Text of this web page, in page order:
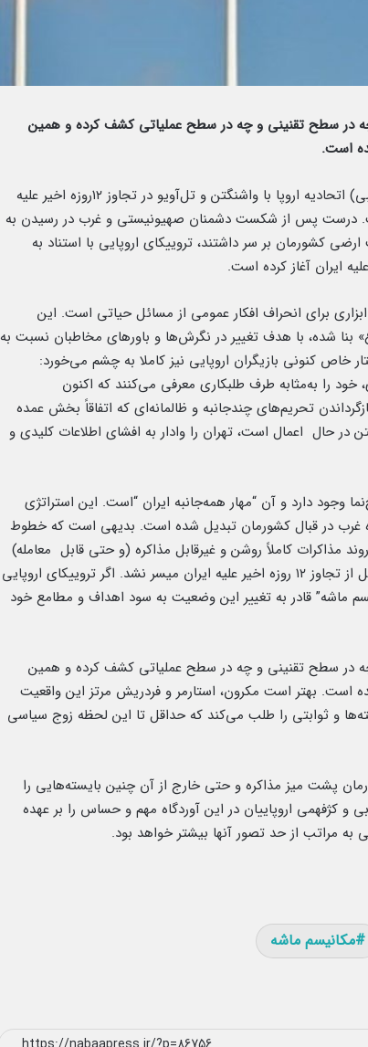
چه در سطح تقنینی و چه در سطح عملیاتی کشف کرده و همین
است.
همراهی مطلق (و نه حتی نسبی) اتحادیه اروپا با واشنگتن و تل‌آویو در تجاوز ۱۲روزه اخیر علیه
پس از شکست دشمنان صهیونیستی و غرب در رسیدن به
کشورمان بر سر داشتند، تروییکای اروپایی با استناد به
ایران آغاز کرده است.
برای انحراف افکار عمومی از مسائل حیاتی است. این
بنا شده، با هدف تغییر در نگرش‌ها و باورهای مخاطبان نسبت به
خاص کنونی بازیگران اروپایی نیز کاملا به چشم می‌خورد:
خود را به‌مثابه طرف طلبکاری معرفی می‌کنند که اکنون
تحریم‌های چندجانبه و ظالمانه‌ای که اتفاقاً بخش عمده
در حال اعمال است، تهران را وادار به افشای اطلاعات کلیدی و
وجود دارد و آن “مهار همه‌جانبه ایران “است. این استراتژی
غرب در قبال کشورمان تبدیل شده است. بدیهی است که خطوط
مذاکرات کاملاً روشن و غیرقابل مذاکره (و حتی قابل معامله)
هستند. دفرمه‌سازی این منظومه راهبردی حتی قبل از تجاوز ۱۲ روزه اخیر علیه ایران میسر نشد. اگر تروییکای اروپایی
ماشه” قادر به تغییر این وضعیت به سود اهداف و مطامع خود
چه در سطح تقنینی و چه در سطح عملیاتی کشف کرده و همین
است. بهتر است مکرون، استارمر و فردریش مرتز این واقعیت
و ثوابتی را طلب می‌کند که حداقل تا این لحظه زوج سیاسی
پشت میز مذاکره و حتی خارج از آن چنین بایسته‌هایی را
و کژفهمی اروپاییان در این آوردگاه مهم و حساس را بر عهده
به مراتب از حد تصور آنها بیشتر خواهد بود.
مکانیسم ماشه